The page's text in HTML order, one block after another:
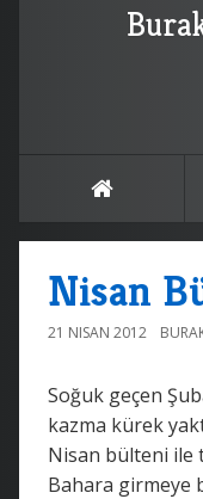
Nisan
21 NISAN 2012
Soğuk geçen
kazma kürek
Nisan bülteni ile
Bahara girmeye